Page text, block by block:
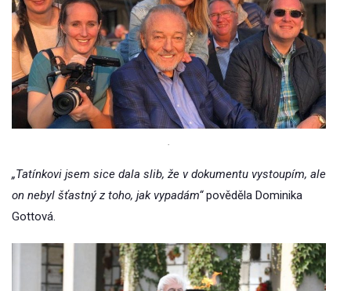
.
„Tatínkovi jsem sice dala slib, že v dokumentu vystoupím, ale
on nebyl šťastný z toho, jak vypadám“pověděla Dominika
Gottová.